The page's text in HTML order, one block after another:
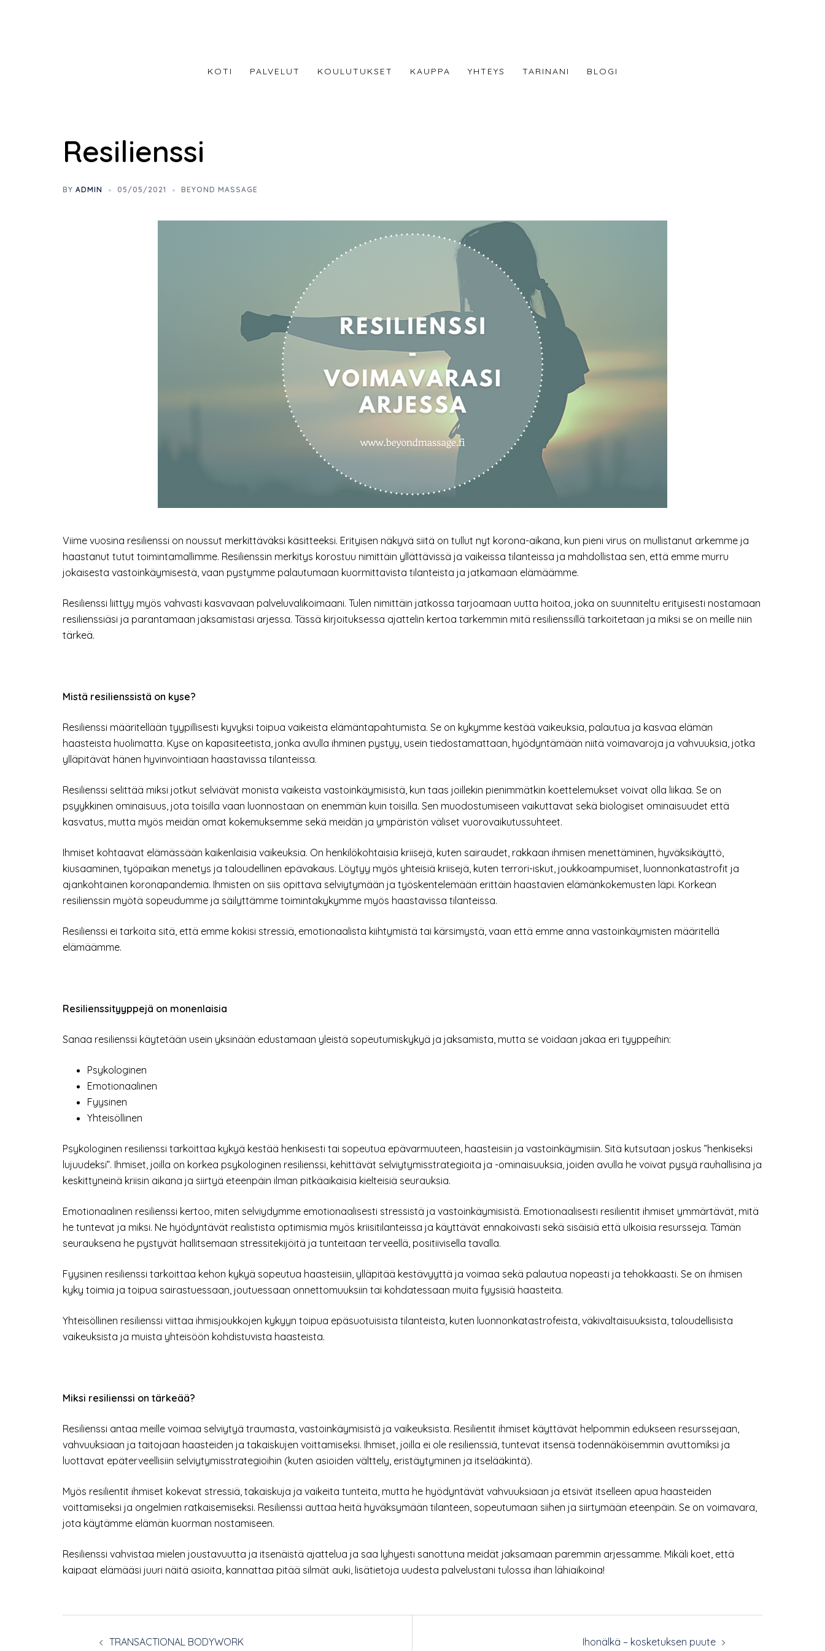
KOTI PALVELUT KOULUTUKSET KAUPPA YHTEYS TARINANI BLOGI
Resilienssi
BY ADMIN 05/05/2021 BEYOND MASSAGE
Viime vuosina resilienssi on noussut merkittäväksi käsitteeksi. Erityisen näkyvä siitä on tullut nyt korona-aikana, kun pieni virus on mullistanut arkemme ja
haastanut tutut toimintamallimme. Resilienssin merkitys korostuu nimittäin yllättävissä ja vaikeissa tilanteissa ja mahdollistaa sen, että emme murru
jokaisesta vastoinkäymisestä, vaan pystymme palautumaan kuormittavista tilanteista ja jatkamaan elämäämme.
Resilienssi liittyy myös vahvasti kasvavaan palveluvalikoimaani. Tulen nimittäin jatkossa tarjoamaan uutta hoitoa, joka on suunniteltu erityisesti nostamaan
resilienssiäsi ja parantamaan jaksamistasi arjessa. Tässä kirjoituksessa ajattelin kertoa tarkemmin mitä resilienssillä tarkoitetaan ja miksi se on meille niin
tärkeä.
Mistä re­si­liens­sistä on kyse?
Resilienssi määritellään tyypillisesti kyvyksi toipua vaikeista elämäntapahtumista. Se on kykymme kestää vaikeuksia, palautua ja kasvaa elämän
haasteista huolimatta. Kyse on kapasiteetista, jonka avulla ihminen pystyy, usein tiedostamattaan, hyödyntämään niitä voimavaroja ja vahvuuksia, jotka
ylläpitävät hänen hyvinvointiaan haastavissa tilanteissa.
Resilienssi selittää miksi jotkut selviävät monista vaikeista vastoinkäymisistä, kun taas joillekin pienimmätkin koettelemukset voivat olla liikaa. Se on
psyykkinen ominaisuus, jota toisilla vaan luonnostaan on enemmän kuin toisilla. Sen muodostumiseen vaikuttavat sekä biologiset ominaisuudet että
kasvatus, mutta myös meidän omat kokemuksemme sekä meidän ja ympäristön väliset vuorovaikutussuhteet.
Ihmiset kohtaavat elämässään kaikenlaisia vaikeuksia. On henkilökohtaisia kriisejä, kuten sairaudet, rakkaan ihmisen menettäminen, hyväksikäyttö,
kiusaaminen, työpaikan menetys ja taloudellinen epävakaus. Löytyy myös yhteisiä kriisejä, kuten terrori-iskut, joukkoampumiset, luonnonkatastrofit ja
ajankohtainen koronapandemia. Ihmisten on siis opittava selviytymään ja työskentelemään erittäin haastavien elämänkokemusten läpi. Korkean
resilienssin myötä sopeudumme ja säilyttämme toimintakykymme myös haastavissa tilanteissa.
Resilienssi ei tarkoita sitä, että emme kokisi stressiä, emotionaalista kiihtymistä tai kärsimystä, vaan että emme anna vastoinkäymisten määritellä
elämäämme.
Resilienssityyppejä on monenlaisia
Sanaa resilienssi käytetään usein yksinään edustamaan yleistä sopeutumiskykyä ja jaksamista, mutta se voidaan jakaa eri tyyppeihin:
Psykologinen
Emotionaalinen
Fyysinen
Yhteisöllinen
Psykologinen resilienssi tarkoittaa kykyä kestää henkisesti tai sopeutua epävarmuuteen, haasteisiin ja vastoinkäymisiin. Sitä kutsutaan joskus ”henkiseksi
lujuudeksi”. Ihmiset, joilla on korkea psykologinen resilienssi, kehittävät selviytymisstrategioita ja -ominaisuuksia, joiden avulla he voivat pysyä rauhallisina ja
keskittyneinä kriisin aikana ja siirtyä eteenpäin ilman pitkäaikaisia ​​kielteisiä seurauksia.
Emotionaalinen resilienssi kertoo, miten selviydymme emotionaalisesti stressistä ja vastoinkäymisistä. Emotionaalisesti resilientit ihmiset ymmärtävät, mitä
he tuntevat ja miksi. Ne hyödyntävät realistista optimismia myös kriisitilanteissa ja käyttävät ennakoivasti sekä sisäisiä että ulkoisia resursseja. Tämän
seurauksena he pystyvät hallitsemaan stressitekijöitä ja tunteitaan terveellä, positiivisella tavalla.
Fyysinen resilienssi tarkoittaa kehon kykyä sopeutua haasteisiin, ylläpitää kestävyyttä ja voimaa sekä palautua nopeasti ja tehokkaasti. Se on ihmisen
kyky toimia ja toipua sairastuessaan, joutuessaan onnettomuuksiin tai kohdatessaan muita fyysisiä haasteita.
Yhteisöllinen resilienssi viittaa ihmisjoukkojen kykyyn toipua epäsuotuisista tilanteista, kuten luonnonkatastrofeista, väkivaltaisuuksista, taloudellisista
vaikeuksista ja muista yhteisöön kohdistuvista haasteista.
Miksi resilienssi on tärkeää?
Resilienssi antaa meille voimaa selviytyä traumasta, vastoinkäymisistä ja vaikeuksista. Resilientit ihmiset käyttävät helpommin edukseen resurssejaan,
vahvuuksiaan ja taitojaan haasteiden ja takaiskujen voittamiseksi. Ihmiset, joilla ei ole resilienssiä, tuntevat itsensä todennäköisemmin avuttomiksi ja
luottavat epäterveellisiin selviytymisstrategioihin (kuten asioiden välttely, eristäytyminen ja itselääkintä).
Myös resilientit ihmiset kokevat stressiä, takaiskuja ja vaikeita tunteita, mutta he hyödyntävät vahvuuksiaan ja etsivät itselleen apua haasteiden
voittamiseksi ja ongelmien ratkaisemiseksi. Resilienssi auttaa heitä hyväksymään tilanteen, sopeutumaan siihen ja siirtymään eteenpäin. Se on voimavara,
jota käytämme elämän kuorman nostamiseen.
Resilienssi vahvistaa mielen joustavuutta ja itsenäistä ajattelua ja saa lyhyesti sanottuna meidät jaksamaan paremmin arjessamme. Mikäli koet, että
kaipaat elämääsi juuri näitä asioita, kannattaa pitää silmät auki, lisätietoja uudesta palvelustani tulossa ihan lähiaikoina!
PostTRANSACTIONAL BODYWORK Ihonälkä – kosketuksen puute